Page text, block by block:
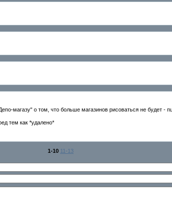
магазу" о том, что больше магазинов рисоваться не будет -
тем как *удалено*
1-10 11-13